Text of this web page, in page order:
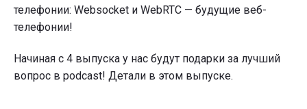
телефонии: Websocket и WebRTC — будущие веб-
телефонии!
Начиная с 4 выпуска у нас будут подарки за лучший
вопрос в podcast! Детали в этом выпуске.